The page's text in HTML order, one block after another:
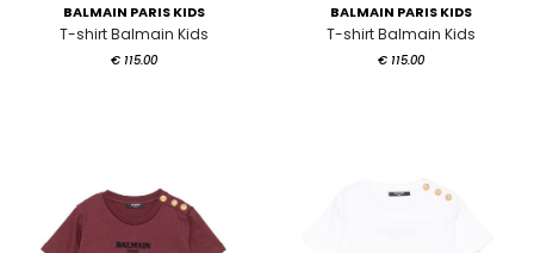
BALMAIN PARIS KIDS
T-shirt Balmain Kids
€ 115.00
BALMAIN PARIS KIDS
T-shirt Balmain Kids
€ 115.00